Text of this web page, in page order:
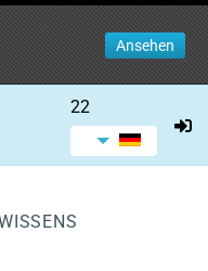
Ansehen
22